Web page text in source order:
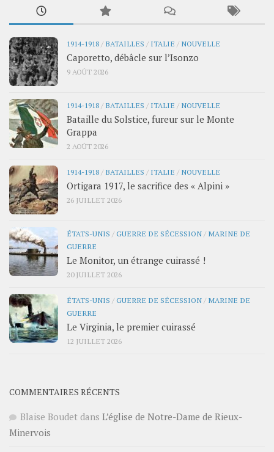
1914-1918/ BATAILLES / ITALIE / NOUVELLE
Caporetto, débâcle sur l’Isonzo
9 AOÛT 2026
1914-1918/ BATAILLES / ITALIE / NOUVELLE
Bataille du Solstice, fureur sur le Monte
Grappa
2 AOÛT 2026
1914-1918/ BATAILLES / ITALIE / NOUVELLE
Ortigara 1917, le sacrifice des « Alpini »
26 JUILLET 2026
ÉTATS-UNIS /GUERRE DE SÉCESSION/ MARINE DE
GUERRE
Le Monitor, un étrange cuirassé !
20 JUILLET 2026
ÉTATS-UNIS /GUERRE DE SÉCESSION/ MARINE DE
GUERRE
Le Virginia, le premier cuirassé
12 JUILLET 2026
COMMENTAIRES RÉCENTS
Blaise Boudet dans L’église de Notre-Dame de Rieux-
Minervois